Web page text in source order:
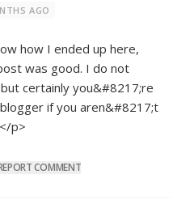
AGO
how I ended up here,
was good. I do not
certainly you&#8217;re
if you aren&#8217;t
p>
COMMENT